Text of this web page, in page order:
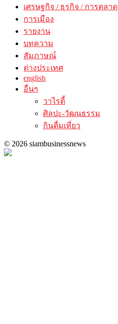
เศรษฐกิจ / ธุรกิจ / การตลาด
การเมือง
รายงาน
บทความ
สัมภาษณ์
ต่างประเทศ
english
อื่นๆ
วาไรตี้
ศิลปะ-วัฒนธรรม
กินดื่มเที่ยว
© 2026 siambusinessnews